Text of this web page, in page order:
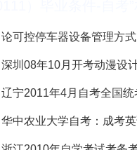
论可控停车器设备管理方式